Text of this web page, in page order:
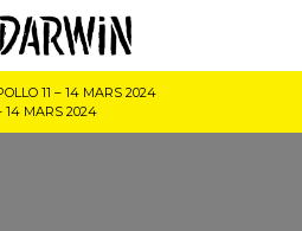
11 – 14 MARS 2024
14 MARS 2024